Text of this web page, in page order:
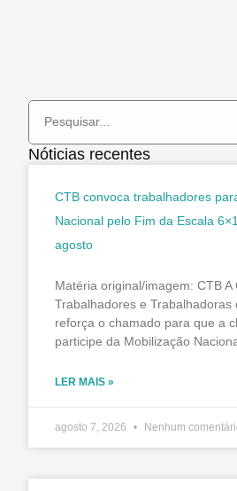
Nóticias recentes
CTB convoca trabalhadores
Nacional pelo Fim da Escala
agosto
Matéria original/imagem: CTB A
Trabalhadores e Trabalhadoras
reforça o chamado para que a
participe da Mobilização
LER MAIS »
agosto 7, 2026 Nenhum